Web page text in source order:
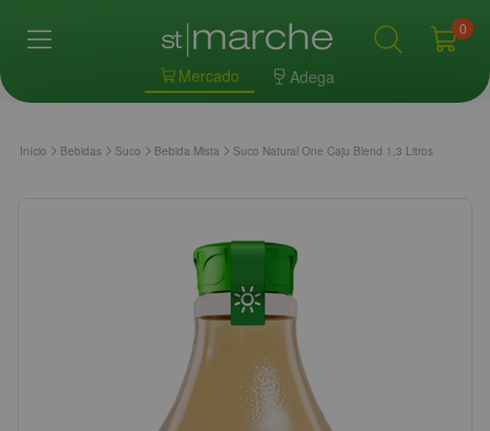
Mercado Adega
0
Início Bebidas Suco Bebida Mista Suco Natural One Caju Blend 1,3 Litros